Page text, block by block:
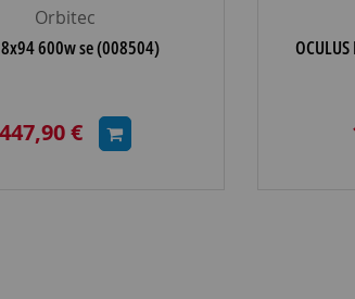
Orbitec
600w se (008504)
€